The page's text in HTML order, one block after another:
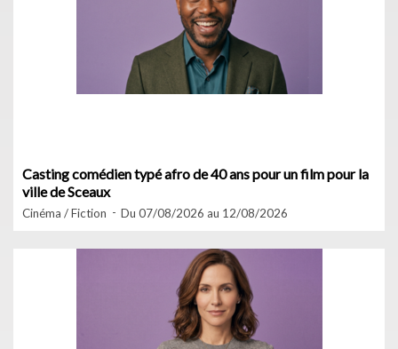
Casting comédien typé afro de 40 ans pour un film pour la
ville de Sceaux
Cinéma / Fiction Du 07/08/2026 au 12/08/2026